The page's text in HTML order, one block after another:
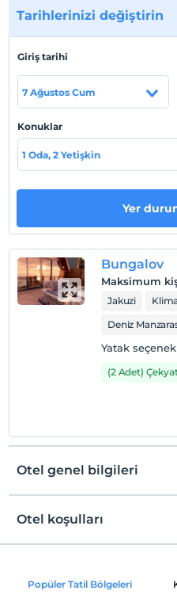
Otel koşulları
Check/in
En erken saat 15:00 ve
Check/out
Evcil hayvan kabul
Sigara
Odalarda sigara içilmez
Çocuklar
Her bir oda için 7 yaşına
Tarihlerinizi değiştirin
Giriş tarihi
7 Ağustos Cum
Konuklar
1 Oda, 2 Yetişkin
Yer
Bungalov
Maksimum
Jakuzi
Deniz
Yatak
(2 Adet)
Otel genel bilgileri
Ortak
Otel koşulları
Check/in
Check/out
Popüler Tatil Bölgeleri